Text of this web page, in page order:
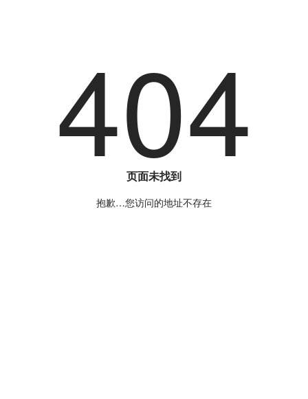
404
页面未找到
抱歉…您访问的地址不存在